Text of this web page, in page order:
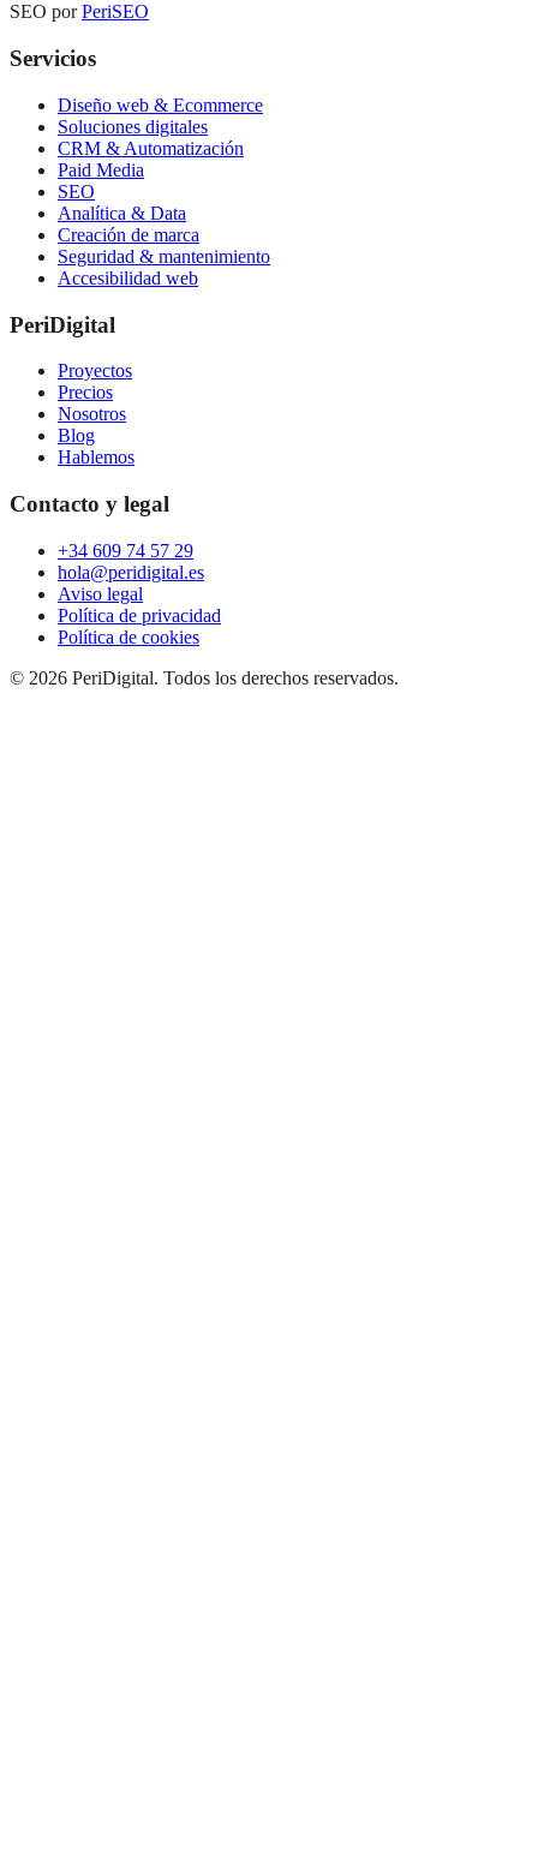
SEO por PeriSEO
Servicios
Diseño web & Ecommerce
Soluciones digitales
CRM & Automatización
Paid Media
SEO
Analítica & Data
Creación de marca
Seguridad & mantenimiento
Accesibilidad web
PeriDigital
Proyectos
Precios
Nosotros
Blog
Hablemos
Contacto y legal
+34 609 74 57 29
hola@peridigital.es
Aviso legal
Política de privacidad
Política de cookies
© 2026 PeriDigital. Todos los derechos reservados.